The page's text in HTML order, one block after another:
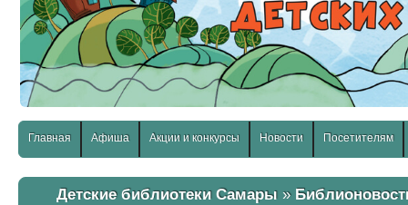
Главная Афиша Акции и конкурсы Новости Посетителям
Детские библиотеки Самары»